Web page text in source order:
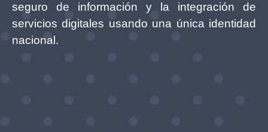
seguro de información y la integración de
servicios digitales usando una única identidad
nacional.